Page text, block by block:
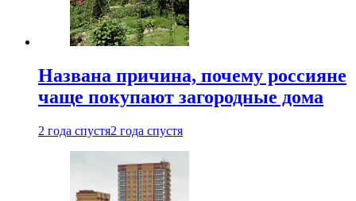
Названа причина, почему россияне
чаще покупают загородные дома
2 года спустя2 года спустя